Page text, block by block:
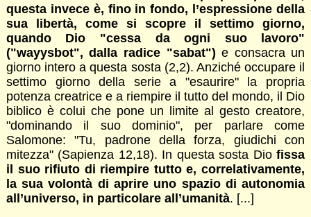
questa invece è, fino in fondo, l’espressione della
sua libertà, come si scopre il settimo giorno,
quando Dio "cessa da ogni suo lavoro"
("wayysbot", dalla radice "sabat") e consacra un
giorno intero a questa sosta (2,2). Anziché occupare il
settimo giorno della serie a "esaurire" la propria
potenza creatrice e a riempire il tutto del mondo, il Dio
biblico è colui che pone un limite al gesto creatore,
"dominando il suo dominio", per parlare come
Salomone: "Tu, padrone della forza, giudichi con
mitezza" (Sapienza 12,18). In questa sosta Diofissa
il suo rifiuto di riempire tutto e, correlativamente,
la sua volontà di aprire uno spazio di autonomia
all’universo, in particolare all’umanità. [...]